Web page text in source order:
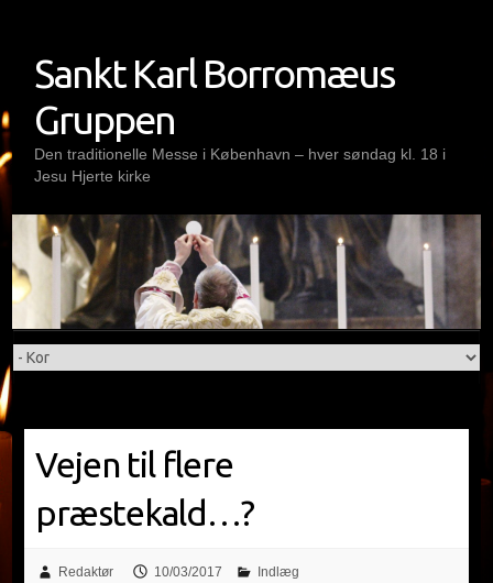
contentSankt Karl Borromæus
Gruppen
Den traditionelle Messe i København – hver søndag kl. 18 i
Jesu Hjerte kirke
Vejen til flere
præstekald…?
Redaktør 10/03/2017 Indlæg